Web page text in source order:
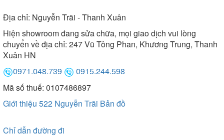
Địa chỉ: Nguyễn Trãi - Thanh Xuân
Hiện showroom đang sửa chữa, mọi giao dịch vui lòng
chuyển về địa chỉ: 247 Vũ Tông Phan, Khương Trung, Thanh
Xuân HN
0971.048.739
0915.244.598
Mã số thuế: 0107486897
Giới thiệu 522 Nguyễn Trãi Bản đồ
Chỉ dẫn đường đi